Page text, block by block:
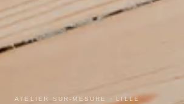
ATELIER SUR-MESURE · LILLE